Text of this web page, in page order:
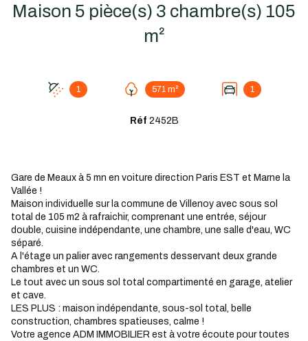
Maison 5 pièce(s) 3 chambre(s) 105
m²
1 571 m² 1
Réf 2452B
Gare de Meaux à 5 mn en voiture direction Paris EST et Marne la
Vallée !
Maison individuelle sur la commune de Villenoy avec sous sol
total de 105 m2 à rafraichir, comprenant une entrée, séjour
double, cuisine indépendante, une chambre, une salle d'eau, WC
séparé.
A l'étage un palier avec rangements desservant deux grande
chambres et un WC.
Le tout avec un sous sol total compartimenté en garage, atelier
et cave.
LES PLUS : maison indépendante, sous-sol total, belle
construction, chambres spatieuses, calme !
Votre agence ADM IMMOBILIER est à votre écoute pour toutes